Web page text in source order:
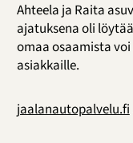
Ahteela ja Raita
ajatuksena oli
omaa osaamista
asiakkaille.
jaalanautopalvelu.fi